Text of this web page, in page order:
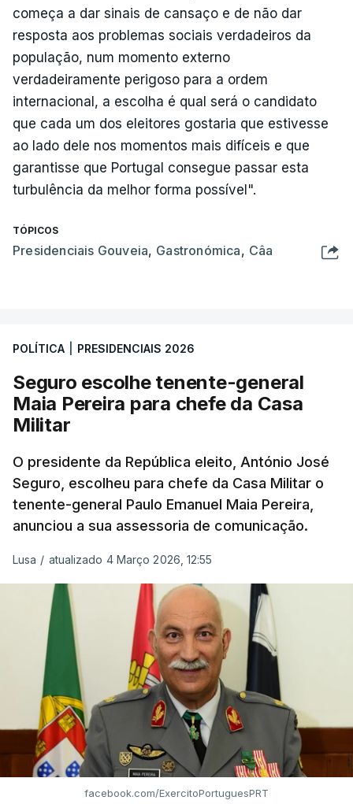
começa a dar sinais de cansaço e de não dar
resposta aos problemas sociais verdadeiros da
população, num momento externo
verdadeiramente perigoso para a ordem
internacional, a escolha é qual será o candidato
que cada um dos eleitores gostaria que estivesse
ao lado dele nos momentos mais difíceis e que
garantisse que Portugal consegue passar esta
turbulência da melhor forma possível".
TÓPICOS
Presidenciais Gouveia, Gastronómica, Câa
POLÍTICA PRESIDENCIAIS 2026
Seguro escolhe tenente-general
Maia Pereira para chefe da Casa
Militar
O presidente da República eleito, António José
Seguro, escolheu para chefe da Casa Militar o
tenente-general Paulo Emanuel Maia Pereira,
anunciou a sua assessoria de comunicação.
Lusa / atualizado 4 Março 2026, 12:55
facebook.com/ExercitoPortuguesPRT